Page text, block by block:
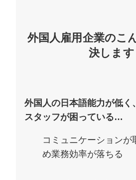
外国人雇用企業のこ
決します
外国人の日本語能力が低く
スタッフが困っている…
コミュニケーションが
め業務効率が落ちる